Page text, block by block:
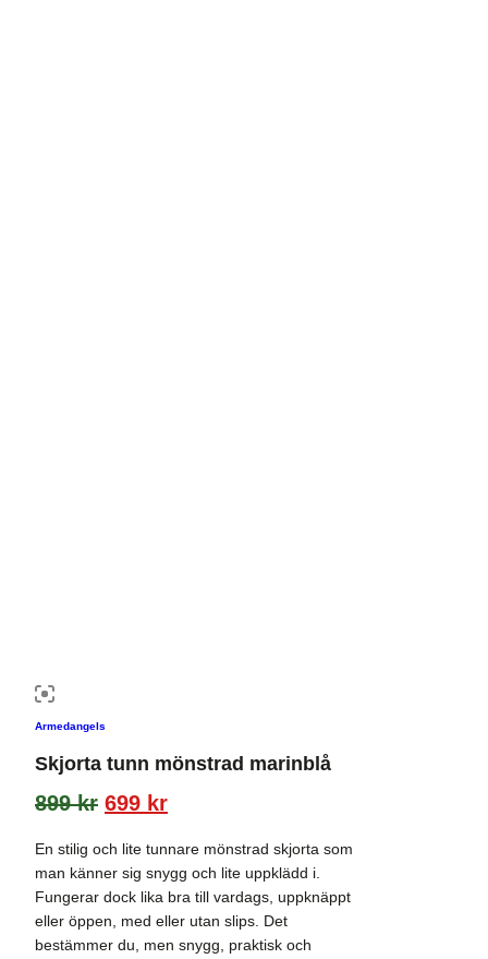
Armedangels
Skjorta tunn mönstrad marinblå
899kr 699 kr
En stilig och lite tunnare mönstrad skjorta som
man känner sig snygg och lite uppklädd i.
Fungerar dock lika bra till vardags, uppknäppt
eller öppen, med eller utan slips. Det
bestämmer du, men snygg, praktisk och